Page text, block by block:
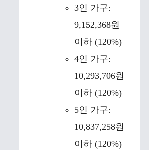
3인 가구:
9,152,368원
이하 (120%)
4인 가구:
10,293,706원
이하 (120%)
5인 가구:
10,837,258원
이하 (120%)